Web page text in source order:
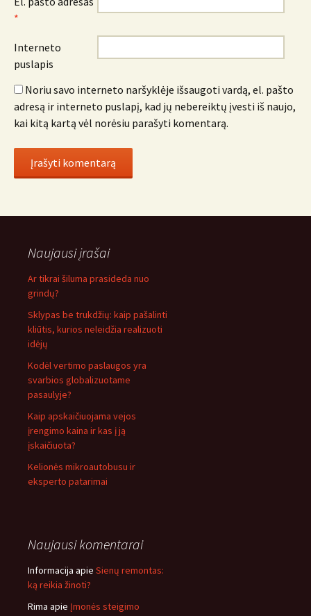
*
Interneto
puslapis
Noriu savo interneto naršyklėje išsaugoti vardą, el. pašto
adresą ir interneto puslapį, kad jų nebereiktų įvesti iš naujo,
kai kitą kartą vėl norėsiu parašyti komentarą.
Naujausi įrašai
Ar tikrai šiluma prasideda nuo
grindų?
Sklypas be trukdžių: kaip pašalinti
kliūtis, kurios neleidžia realizuoti
idėjų
Kodėl vertimo paslaugos yra
svarbios globalizuotame
pasaulyje?
Kaip apskaičiuojama vejos
įrengimo kaina ir kas į ją
įskaičiuota?
Kelionės mikroautobusu ir
eksperto patarimai
Naujausi komentarai
Informacija apie Sienų remontas:
ką reikia žinoti?
Rima apie Įmonės steigimo